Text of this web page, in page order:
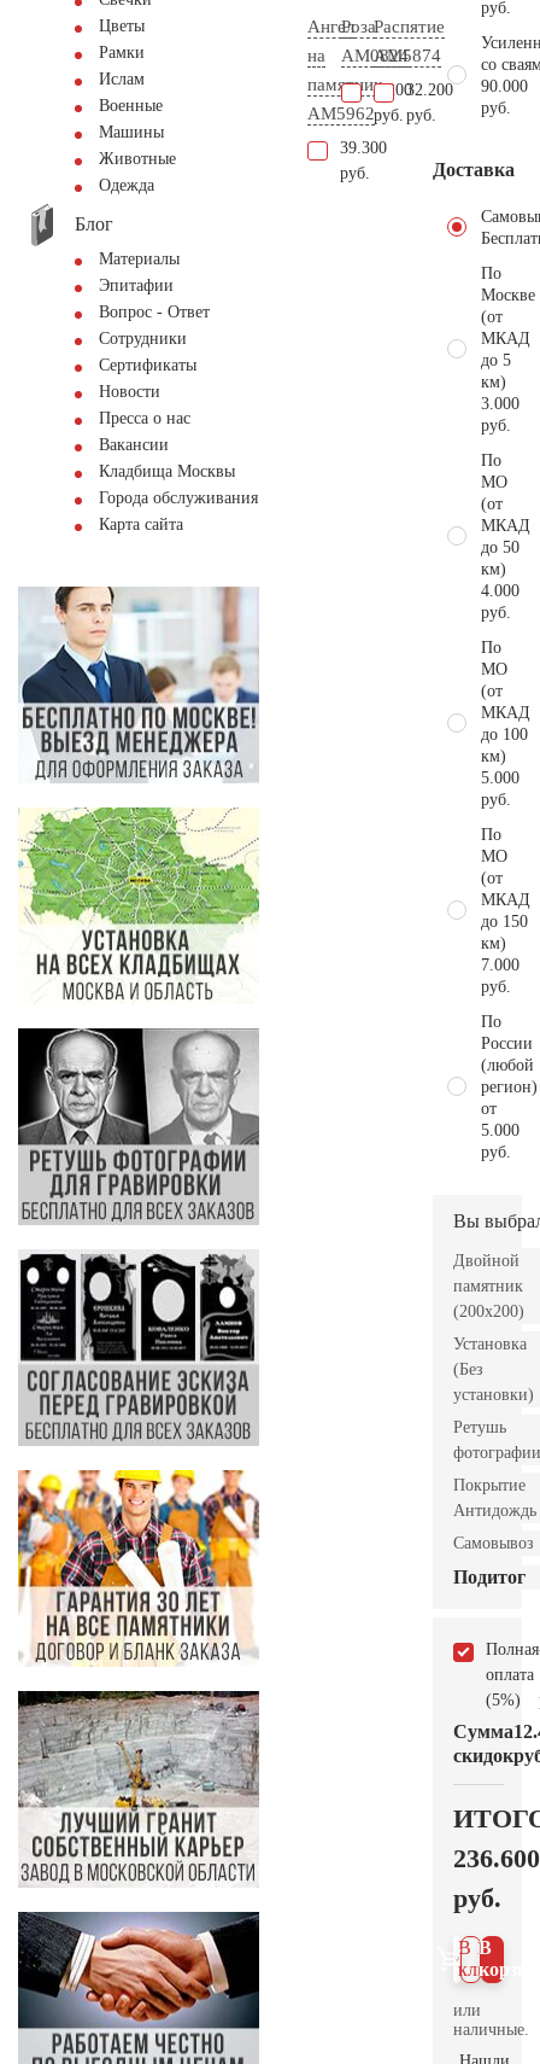
Цветы
Рамки
Ислам
Военные
Машины
Животные
Одежда
Блог
Материалы
Эпитафии
Вопрос - Ответ
Сотрудники
Сертификаты
Новости
Пресса о нас
Вакансии
Кладбища Москвы
Города обслуживания
Карта сайта
Ангел
на
памятник
AM5962
39.300
руб.
Роза
AM0824
9.200
руб.
Распятие
AM5874
32.200
руб.
руб.
со
90.000
руб.
Доставка
По
Москве
(от
МКАД
до 5
км)
3.000
руб.
По
МО
(от
МКАД
до 50
км)
4.000
руб.
По
МО
(от
МКАД
до 100
км)
5.000
руб.
По
МО
(от
МКАД
до 150
км)
7.000
руб.
По
России
(любой
регион)
от
5.000
руб.
Вы
Двойной
памятник
(200x200)
Установка
(Без
установки)
Ретушь
фотографии
Покрытие
Антидождь
Самовывоз
Подитог
Полная
оплата
(5%)
Сумма
скидок
236.600
руб.
В
В 1
клик
или
наличные.